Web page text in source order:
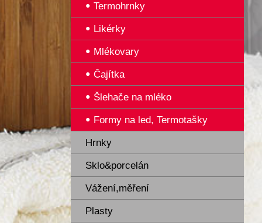
Termohrnky
Likérky
Mlékovary
Čajítka
Šlehače na mléko
Formy na led, Termotašky
Hrnky
Sklo&porcelán
Vážení,měření
Plasty